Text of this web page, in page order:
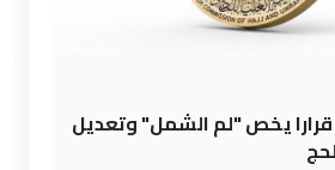
قرارا يخص "لم الشمل" وتعديل